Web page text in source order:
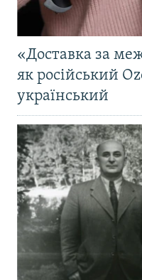
«Доставка за
як російський
український